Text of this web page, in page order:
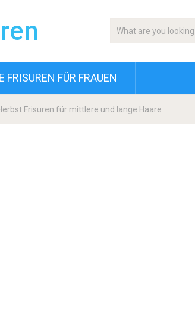
FRISUREN FÜR FRAUEN
Frisuren für mittlere und lange Haare